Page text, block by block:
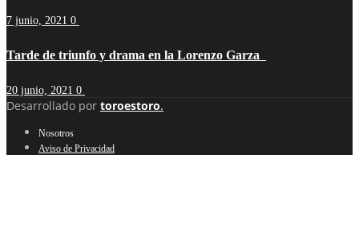
7 junio, 2021 0
Tarde de triunfo y drama en la Lorenzo Garza
20 junio, 2021 0
Desarrollado por toroestoro.
Nosotros
Aviso de Privacidad